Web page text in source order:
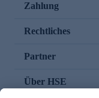
Zahlung
Rechtliches
Partner
Über HSE